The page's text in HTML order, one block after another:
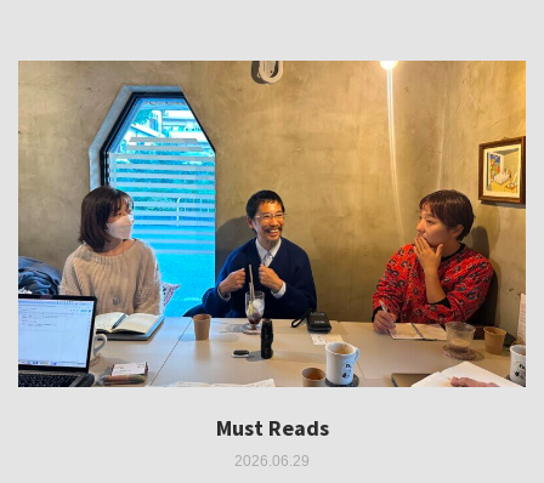
Must Reads
2026.06.29
Must Reads
2026.05.14
Must Reads
2026.03.11
Must Reads
2026.02.25
Must Reads
2025.10.01